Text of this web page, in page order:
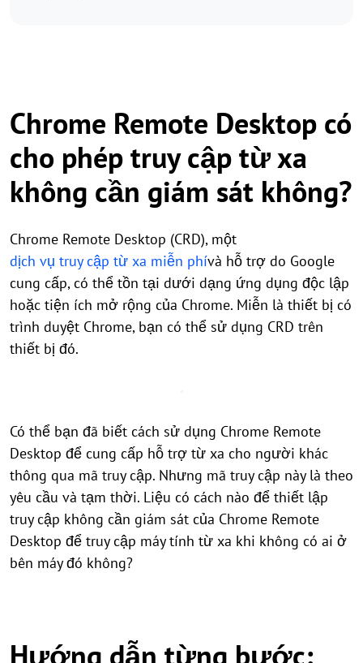
Chrome Remote Desktop có
cho phép truy cập từ xa
không cần giám sát không?
Chrome Remote Desktop (CRD), một
dịch vụ truy cập từ xa miễn phívà hỗ trợ do Google
cung cấp, có thể tồn tại dưới dạng ứng dụng độc lập
hoặc tiện ích mở rộng của Chrome. Miễn là thiết bị có
trình duyệt Chrome, bạn có thể sử dụng CRD trên
thiết bị đó.
Có thể bạn đã biết cách sử dụng Chrome Remote
Desktop để cung cấp hỗ trợ từ xa cho người khác
thông qua mã truy cập. Nhưng mã truy cập này là theo
yêu cầu và tạm thời. Liệu có cách nào để thiết lập
truy cập không cần giám sát của Chrome Remote
Desktop để truy cập máy tính từ xa khi không có ai ở
bên máy đó không?
Hướng dẫn từng bước: